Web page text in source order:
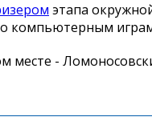
этапа
компьютерным
месте -